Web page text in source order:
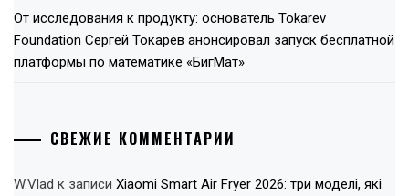
От исследования к продукту: основатель Tokarev
Foundation Сергей Токарев анонсировал запуск бесплатной
платформы по математике «БигМат»
СВЕЖИЕ КОММЕНТАРИИ
W.Vlad к записи Xiaomi Smart Air Fryer 2026: три моделі, які